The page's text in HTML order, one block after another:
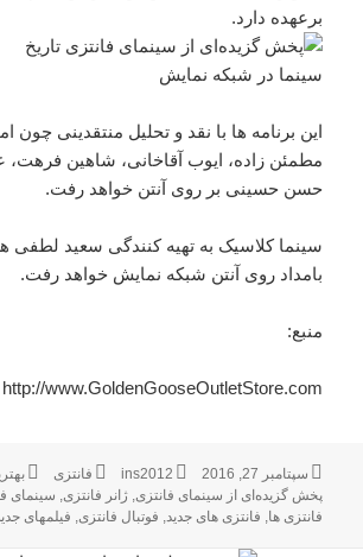
برعهده دارد.
این برنامه ها با نقد و تحلیل منتقدینی چون
مطمئن زاده، ایوب آقاخانی، شاهین فرهت،
حسن حسینی بر روی آنتن خواهد رفت.
بامداد روی آنتن شبکه نمایش خواهد رفت.
منبع:
http://www.GoldenGooseOutletStore.com
ارسال
شده
در
سپتامبر 27, 2016 نویسنده
ins2012 دسته‌ها
فانتزی
پخش گزیده‌ای از سینمای فانتزی,ژانر فانتزی, سینمای
فانتزی ها, فانتزی های جدید, فوتبال فانتزی, فیلمهای